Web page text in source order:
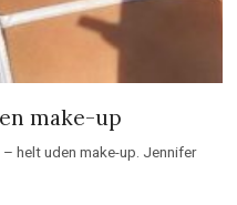
make-up
helt uden make-up. Jennifer